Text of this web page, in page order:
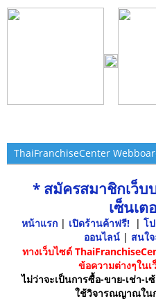
ThaiFranchiseCenter
* สมัครสมาชิกเว็บ
เซ็นเต
หน้าแรก | เปิดร้านค้าฟรี! | โ
ออนไลน์ | สนใ
ทางเว็บไซต์
ข้อความต่างๆใน
ไม่ว่าจะเป็นการซื้อ-ขาย-เช่า-
ใช้วิจารณญาณใน